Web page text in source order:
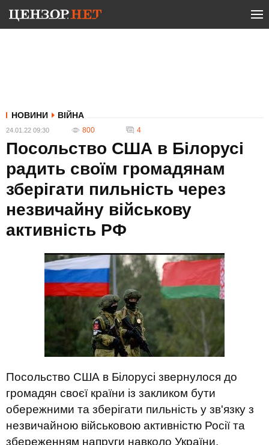
НОВИНИ ВІЙНА
24.01.22 09:30 800 4
Посольство США в Білорусі
радить своїм громадянам
зберігати пильність через
незвичайну військову
активність РФ
Посольство США в Білорусі звернулося до
громадян своєї країни із закликом бути
обережними та зберігати пильність у зв'язку з
незвичайною військовою активністю Росії та
збереженням напруги навколо України.